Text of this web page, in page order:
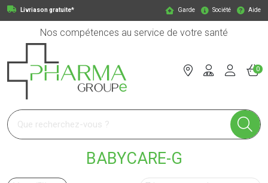
Livriason gratuite* Garde Société Aide
Nos compétences au service de votre santé
Pharmagroupe Votre pharmacie en ligne à votre service
0
BABYCARE-G